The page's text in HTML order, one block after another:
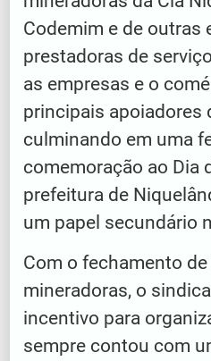
Codemim e de outras
prestadoras de
as empresas e o
principais apoiadores
culminando em uma
comemoração ao Dia
prefeitura de
um papel secundário
Com o fechamento
mineradoras, o
incentivo para
sempre contou com